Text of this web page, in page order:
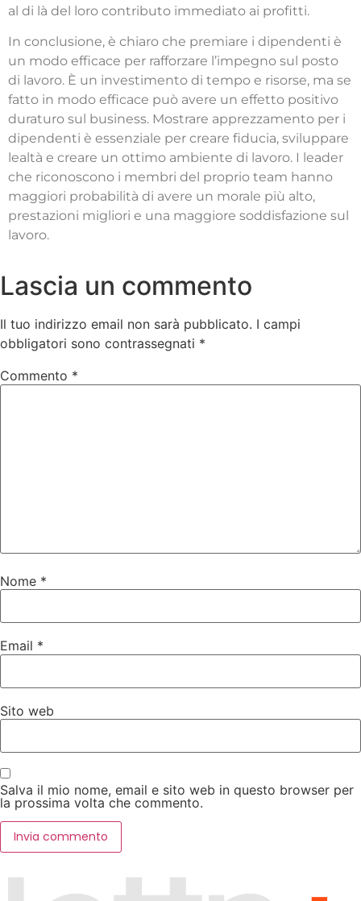
al di là del loro contributo immediato ai profitti.
In conclusione, è chiaro che premiare i dipendenti è
un modo efficace per rafforzare l’impegno sul posto
di lavoro. È un investimento di tempo e risorse, ma se
fatto in modo efficace può avere un effetto positivo
duraturo sul business. Mostrare apprezzamento per i
dipendenti è essenziale per creare fiducia, sviluppare
lealtà e creare un ottimo ambiente di lavoro. I leader
che riconoscono i membri del proprio team hanno
maggiori probabilità di avere un morale più alto,
prestazioni migliori e una maggiore soddisfazione sul
lavoro.
Lascia un commento
Il tuo indirizzo email non sarà pubblicato. I campi
obbligatori sono contrassegnati *
Commento *
Nome *
Email *
Sito web
Salva il mio nome, email e sito web in questo browser per
la prossima volta che commento.